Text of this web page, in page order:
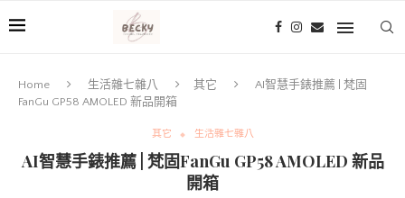
Home 生活雜七雜八 其它
AI智慧手錶推薦 | 梵固
FanGu GP58 AMOLED 新品開箱
其它 生活雜七雜八
AI智慧手錶推薦 | 梵固FanGu GP58 AMOLED 新品
開箱